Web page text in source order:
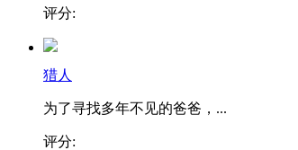
评分:
猎人
为了寻找多年不见的爸爸，...
评分: